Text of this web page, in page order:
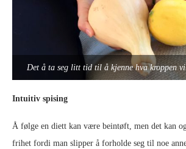
Det å ta seg litt tid til å kjenne hva kroppen
Intuitiv spising
Å følge en diett kan være beintøft, men det kan
frihet fordi man slipper å forholde seg til noe